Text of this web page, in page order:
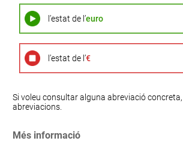
l’estat de l’euro
l’estat de l’€
Si voleu consultar alguna abreviació
abreviacions.
Més informació